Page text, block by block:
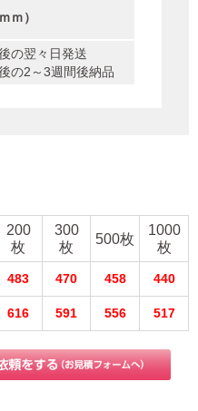
ｍ）
の翌々日発送
の2～3週間後納品
200
枚
300
枚
500枚
1000
枚
483 470 458 440
616 591 556 517